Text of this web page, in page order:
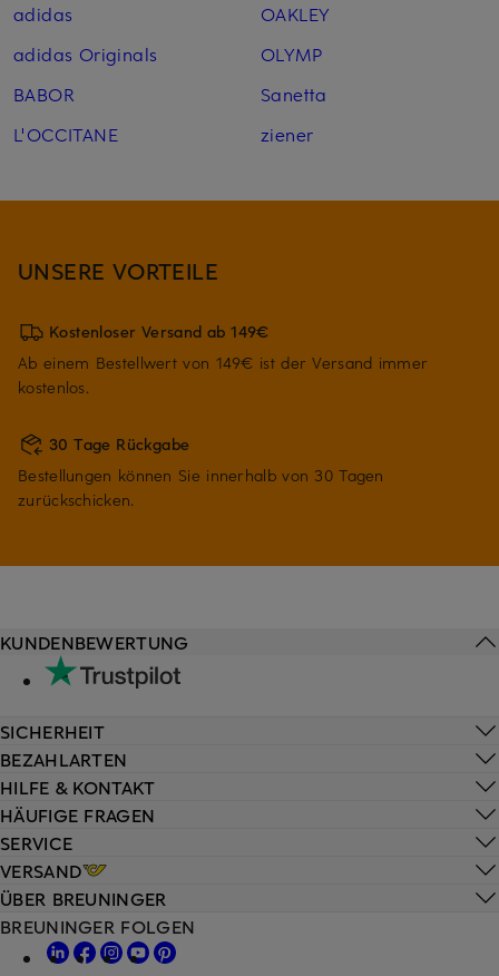
adidas
adidas Originals
BABOR
L'OCCITANE
OAKLEY
OLYMP
Sanetta
ziener
UNSERE VORTEILE
Kostenloser Versand ab 149€
Ab einem Bestellwert von 149€ ist der Versand immer
kostenlos.
30 Tage Rückgabe
Bestellungen können Sie innerhalb von 30 Tagen
zurückschicken.
HILFE & KONTAKT
HÄUFIGE FRAGEN
SERVICE
VERSAND
KUNDENBEWERTUNG
SICHERHEIT
BEZAHLARTEN
ÜBER BREUNINGER
BREUNINGER FOLGEN